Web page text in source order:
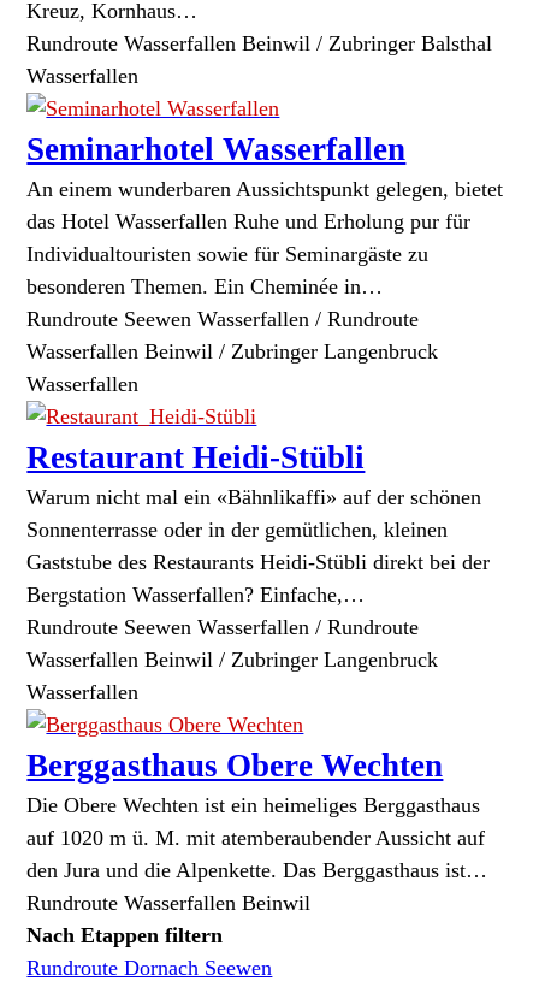
Kreuz, Kornhaus…
Rundroute Wasserfallen Beinwil / Zubringer Balsthal
Wasserfallen
Seminarhotel Wasserfallen
An einem wunderbaren Aussichtspunkt gelegen, bietet
das Hotel Wasserfallen Ruhe und Erholung pur für
Individualtouristen sowie für Seminargäste zu
besonderen Themen. Ein Cheminée in…
Rundroute Seewen Wasserfallen / Rundroute
Wasserfallen Beinwil / Zubringer Langenbruck
Wasserfallen
Restaurant Heidi-Stübli
Warum nicht mal ein «Bähnlikaffi» auf der schönen
Sonnenterrasse oder in der gemütlichen, kleinen
Gaststube des Restaurants Heidi-Stübli direkt bei der
Bergstation Wasserfallen? Einfache,…
Rundroute Seewen Wasserfallen / Rundroute
Wasserfallen Beinwil / Zubringer Langenbruck
Wasserfallen
Berggasthaus Obere Wechten
Die Obere Wechten ist ein heimeliges Berggasthaus
auf 1020 m ü. M. mit atemberaubender Aussicht auf
den Jura und die Alpenkette. Das Berggasthaus ist…
Rundroute Wasserfallen Beinwil
Nach Etappen filtern
Rundroute Dornach Seewen